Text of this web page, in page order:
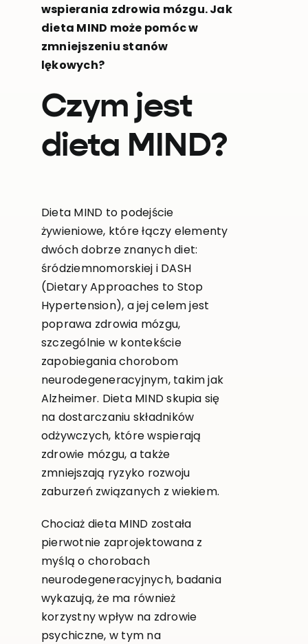
wspierania zdrowia mózgu. Jak
dieta MIND może pomóc w
zmniejszeniu stanów
lękowych?
Czym jest
dieta MIND?
Dieta MIND to podejście
żywieniowe, które łączy elementy
dwóch dobrze znanych diet:
śródziemnomorskiej i DASH
(Dietary Approaches to Stop
Hypertension), a jej celem jest
poprawa zdrowia mózgu,
szczególnie w kontekście
zapobiegania chorobom
neurodegeneracyjnym, takim jak
Alzheimer. Dieta MIND skupia się
na dostarczaniu składników
odżywczych, które wspierają
zdrowie mózgu, a także
zmniejszają ryzyko rozwoju
zaburzeń związanych z wiekiem.
Chociaż dieta MIND została
pierwotnie zaprojektowana z
myślą o chorobach
neurodegeneracyjnych, badania
wykazują, że ma również
korzystny wpływ na zdrowie
psychiczne, w tym na